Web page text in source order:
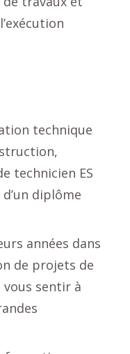
technique
technicien ES
diplôme
années dans
de projets de
sentir à